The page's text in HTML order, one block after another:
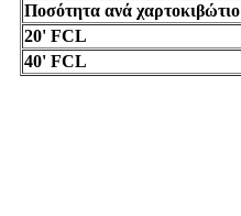
Ποσότητα ανά χαρτοκιβώτιο
20' FCL
40' FCL